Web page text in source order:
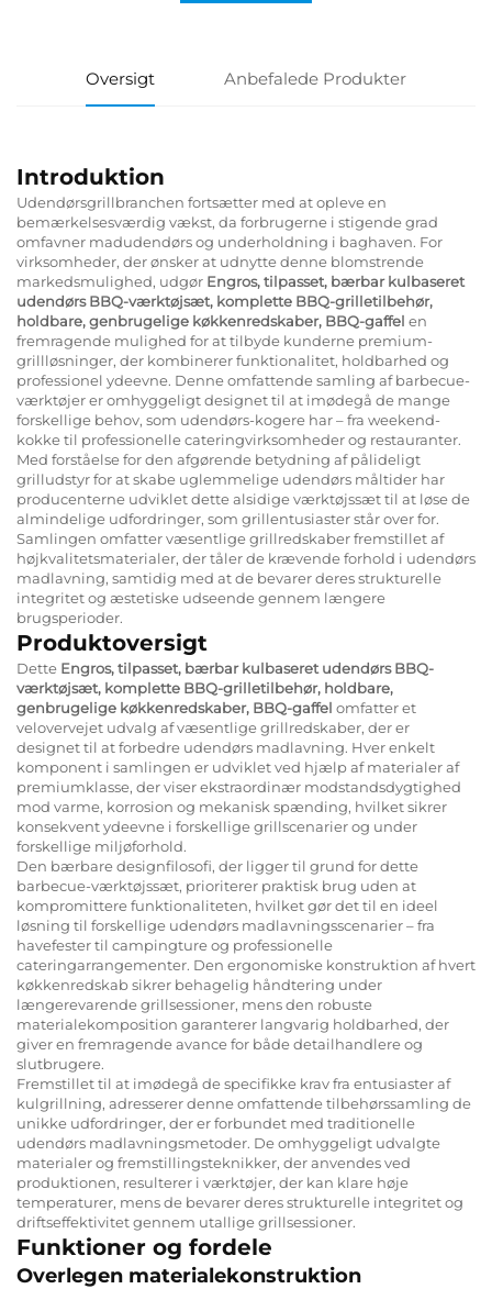
Oversigt Anbefalede Produkter
Introduktion
Udendørsgrillbranchen fortsætter med at opleve en
bemærkelsesværdig vækst, da forbrugerne i stigende grad
omfavner madudendørs og underholdning i baghaven. For
virksomheder, der ønsker at udnytte denne blomstrende
markedsmulighed, udgør Engros, tilpasset, bærbar kulbaseret
udendørs BBQ-værktøjsæt, komplette BBQ-grilletilbehør,
holdbare, genbrugelige køkkenredskaber, BBQ-gaffel en
fremragende mulighed for at tilbyde kunderne premium-
grillløsninger, der kombinerer funktionalitet, holdbarhed og
professionel ydeevne. Denne omfattende samling af barbecue-
værktøjer er omhyggeligt designet til at imødegå de mange
forskellige behov, som udendørs-kogere har – fra weekend-
kokke til professionelle cateringvirksomheder og restauranter.
Med forståelse for den afgørende betydning af pålideligt
grilludstyr for at skabe uglemmelige udendørs måltider har
producenterne udviklet dette alsidige værktøjssæt til at løse de
almindelige udfordringer, som grillentusiaster står over for.
Samlingen omfatter væsentlige grillredskaber fremstillet af
højkvalitetsmaterialer, der tåler de krævende forhold i udendørs
madlavning, samtidig med at de bevarer deres strukturelle
integritet og æstetiske udseende gennem længere
brugsperioder.
Produktoversigt
Dette Engros, tilpasset, bærbar kulbaseret udendørs BBQ-
værktøjsæt, komplette BBQ-grilletilbehør, holdbare,
genbrugelige køkkenredskaber, BBQ-gaffel omfatter et
velovervejet udvalg af væsentlige grillredskaber, der er
designet til at forbedre udendørs madlavning. Hver enkelt
komponent i samlingen er udviklet ved hjælp af materialer af
premiumklasse, der viser ekstraordinær modstandsdygtighed
mod varme, korrosion og mekanisk spænding, hvilket sikrer
konsekvent ydeevne i forskellige grillscenarier og under
forskellige miljøforhold.
Den bærbare designfilosofi, der ligger til grund for dette
barbecue-værktøjssæt, prioriterer praktisk brug uden at
kompromittere funktionaliteten, hvilket gør det til en ideel
løsning til forskellige udendørs madlavningsscenarier – fra
havefester til campingture og professionelle
cateringarrangementer. Den ergonomiske konstruktion af hvert
køkkenredskab sikrer behagelig håndtering under
længerevarende grillsessioner, mens den robuste
materialekomposition garanterer langvarig holdbarhed, der
giver en fremragende avance for både detailhandlere og
slutbrugere.
Fremstillet til at imødegå de specifikke krav fra entusiaster af
kulgrillning, adresserer denne omfattende tilbehørssamling de
unikke udfordringer, der er forbundet med traditionelle
udendørs madlavningsmetoder. De omhyggeligt udvalgte
materialer og fremstillingsteknikker, der anvendes ved
produktionen, resulterer i værktøjer, der kan klare høje
temperaturer, mens de bevarer deres strukturelle integritet og
driftseffektivitet gennem utallige grillsessioner.
Funktioner og fordele
Overlegen materialekonstruktion